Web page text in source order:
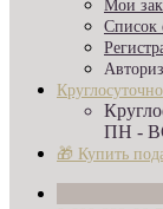
Мои
Список
Круглосуточно
ПН -
🎁 Купить